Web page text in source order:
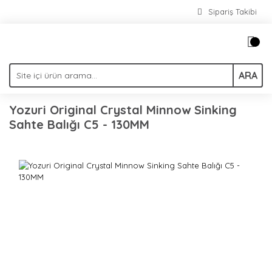
Sipariş Takibi
ARA
Yozuri Original Crystal Minnow Sinking
Sahte Balığı C5 - 130MM